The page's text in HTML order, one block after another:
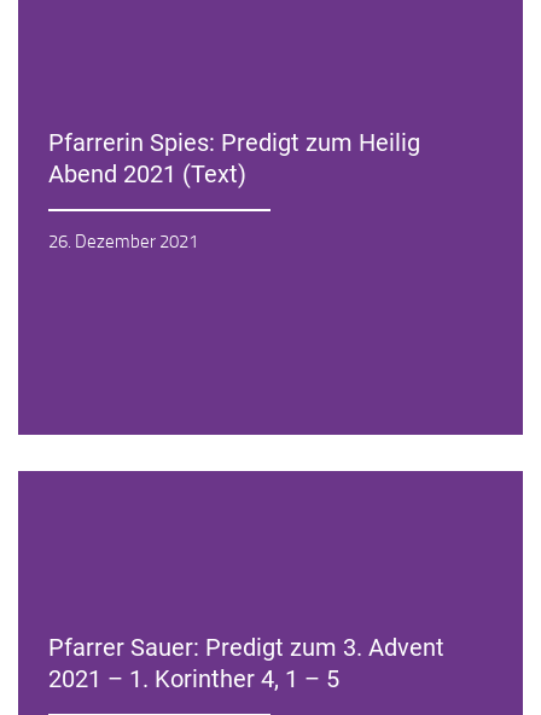
Pfarrerin Spies: Predigt zum Heilig
Abend 2021 (Text)
26. Dezember 2021
Zur Andacht
Pfarrer Sauer: Predigt zum 3. Advent
2021 – 1. Korinther 4, 1 – 5
Zur Andacht